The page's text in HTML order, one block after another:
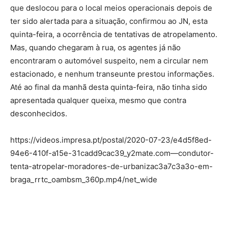
que deslocou para o local meios operacionais depois de
ter sido alertada para a situação, confirmou ao JN, esta
quinta-feira, a ocorrência de tentativas de atropelamento.
Mas, quando chegaram à rua, os agentes já não
encontraram o automóvel suspeito, nem a circular nem
estacionado, e nenhum transeunte prestou informações.
Até ao final da manhã desta quinta-feira, não tinha sido
apresentada qualquer queixa, mesmo que contra
desconhecidos.
https://videos.impresa.pt/postal/2020-07-23/e4d5f8ed-
94e6-410f-a15e-31cadd9cac39_y2mate.com—condutor-
tenta-atropelar-moradores-de-urbanizac3a7c3a3o-em-
braga_rrtc_oambsm_360p.mp4/net_wide